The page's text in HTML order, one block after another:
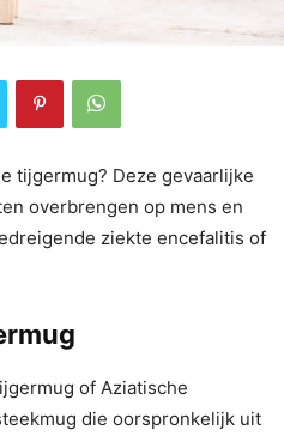
tijgermug? Deze gevaarlijke
overbrengen op mens en
ziekte encefalitis of
of Aziatische
die oorspronkelijk uit